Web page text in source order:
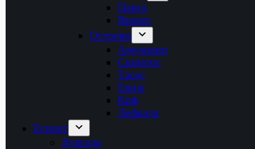
Парга
Врахос
Острови
Амулиани
Скијатос
Тасос
Евија
Крф
Лефкада
Египет
Хургада